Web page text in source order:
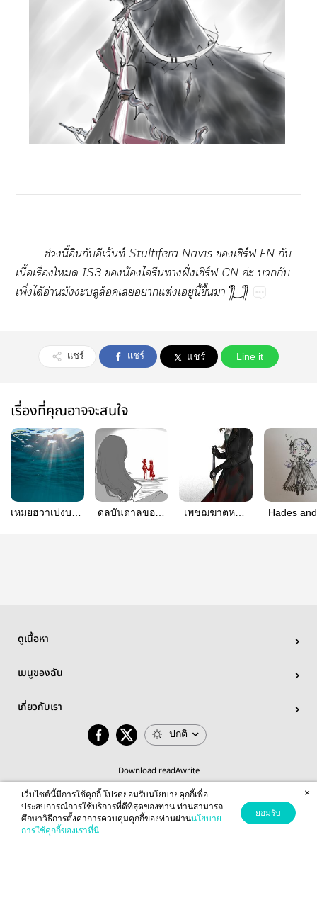
ช่​ี้​​ว้ท์​Stultifera​​Navis​​​ิร์​EN​​
ื้​ื่​​IS3​​น้​​​ฝั่ิร์​CN​ค่​​​
ิ่​ได้​อ่​​ต่​​​ี้​ึ้​​༎ຶ‿༎ຶ
แชร์ แชร์ แชร์ Line it
เรื่องที่คุณอาจจะสนใจ
เหมยฮวาเบ่งบาน
ดลบันดาลขอให้
เพชฌฆาต​หญิง
Hades
ดูเนื้อหา
เมนูของฉัน
เกี่ยวกับเรา
ปกติ
Download readAwrite
© 2026 readAwrite.com by MEB Corporation Public Company Limited
This site is protected by reCAPTCHA and the Google
เว็บไซต์นี้มีการใช้คุกกี้ โปรดยอมรับนโยบายคุกกี้เพื่อ
ประสบการณ์การใช้บริการที่ดีที่สุดของท่าน ท่านสามารถ
ศึกษาวิธีการตั้งค่าการควบคุมคุกกี้ของท่านผ่านนโยบาย
การใช้คุกกี้ของเราที่นี่
ยอมรับ
×